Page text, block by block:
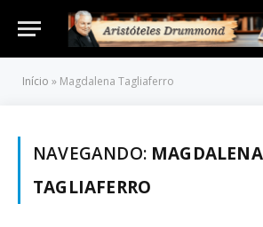
Início » Magdalena Tagliaferro
NAVEGANDO: MAGDALENA
TAGLIAFERRO